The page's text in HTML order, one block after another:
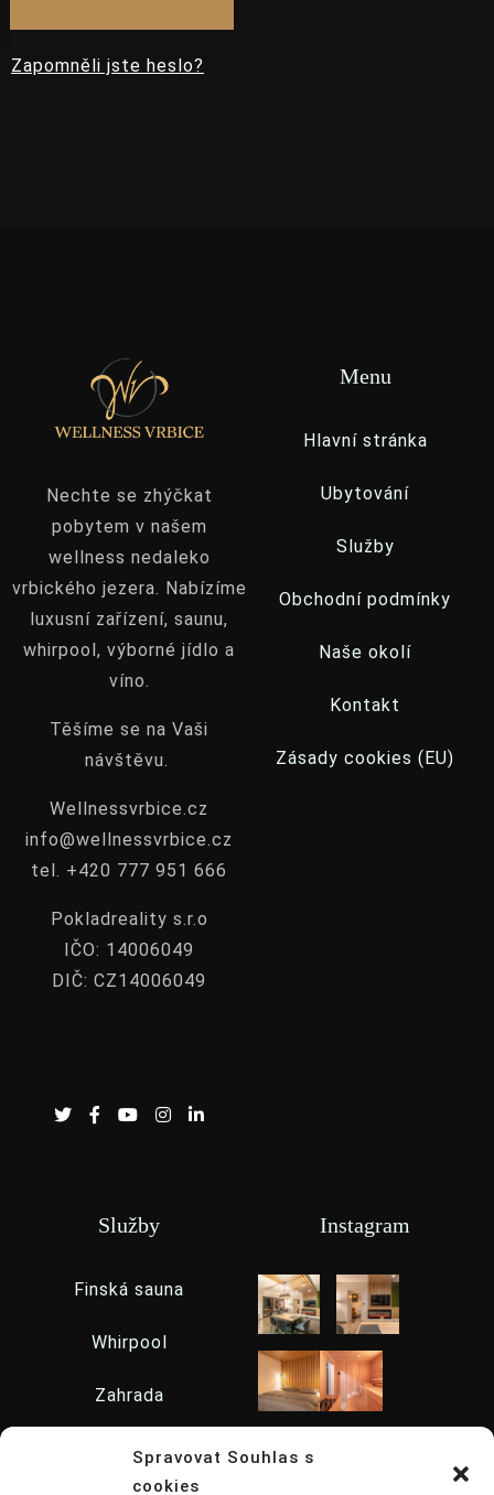
Spravovat Souhlas s
cookies
Zapomněli jste heslo?
Nechte se zhýčkat
pobytem v našem
wellness nedaleko
vrbického jezera. Nabízíme
luxusní zařízení, saunu,
whirpool, výborné jídlo a
víno.
Těšíme se na Vaši
návštěvu.
Wellnessvrbice.cz
info@wellnessvrbice.cz
tel. +420 777 951 666
Pokladreality s.r.o
IČO: 14006049
DIČ: CZ14006049
Menu
Hlavní stránka
Ubytování
Služby
Obchodní podmínky
Naše okolí
Kontakt
Zásady cookies (EU)
Služby
Finská sauna
Whirpool
Zahrada
Catering
Instagram
Příjezd
Odjezd